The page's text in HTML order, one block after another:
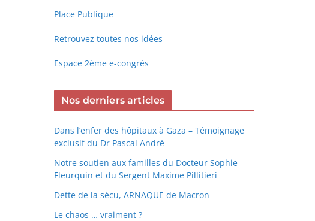
Place Publique
Retrouvez toutes nos idées
Espace 2ème e-congrès
Nos derniers articles
Dans l’enfer des hôpitaux à Gaza – Témoignage
exclusif du Dr Pascal André
Notre soutien aux familles du Docteur Sophie
Fleurquin et du Sergent Maxime Pillitieri
Dette de la sécu, ARNAQUE de Macron
Le chaos … vraiment ?